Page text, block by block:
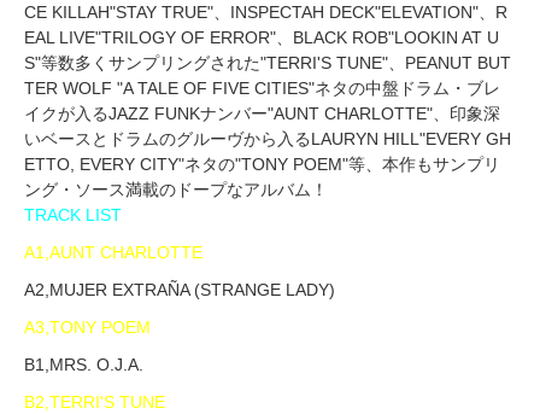
CE KILLAH"STAY TRUE"、INSPECTAH DECK"ELEVATION"、R
EAL LIVE"TRILOGY OF ERROR"、BLACK ROB"LOOKIN AT U
S"等数多くサンプリングされた"TERRI'S TUNE"、PEANUT BUT
TER WOLF "A TALE OF FIVE CITIES"ネタの中盤ドラム・ブレ
イクが入るJAZZ FUNKナンバー"AUNT CHARLOTTE"、印象深
いベースとドラムのグルーヴから入るLAURYN HILL"EVERY GH
ETTO, EVERY CITY"ネタの"TONY POEM"等、本作もサンプリ
ング・ソース満載のドープなアルバム！
TRACK LIST
A1,AUNT CHARLOTTE
A2,MUJER EXTRAÑA (STRANGE LADY)
A3,TONY POEM
B1,MRS. O.J.A.
B2,TERRI'S TUNE